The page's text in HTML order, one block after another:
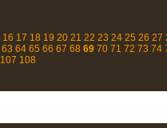
16 17 18 19 20 21 22 23 24 25 26 27
63 64 65 66 67 68 69 70 71 72 73 74
107 108